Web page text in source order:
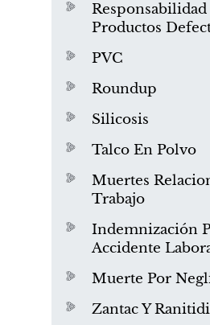
Responsabilidad
Productos
PVC
Roundup
Silicosis
Talco En Polvo
Muertes
Trabajo
Indemnización
Accidente
Muerte Por
Zantac Y